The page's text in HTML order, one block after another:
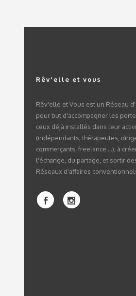
Rêv'elle et vous
Rêv'elle et Vous est un Réseau
pour but d'accompagner les
ceux déjà installés dans leur
(indépendants, thérapeutes,
commerçants, freelance ...), à
l'échange, du partage, et sortir
Réseaux d'affaires